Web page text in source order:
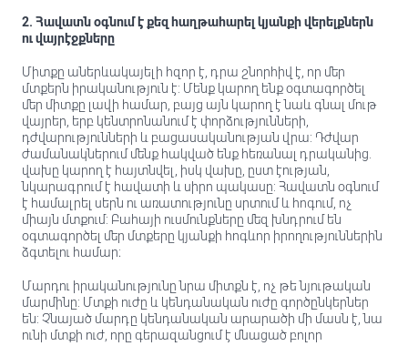
2. Հավատն օգնում է քեզ հաղթահարել կյանքի վերելքներն
ու վայրէջքները
Միտքը աներևակայելի հզոր է, դրա շնորհիվ է, որ մեր
մտքերն իրականություն է: Մենք կարող ենք օգտագործել
մեր միտքը լավի համար, բայց այն կարող է նաև գնալ մութ
վայրեր, երբ կենտրոնանում է փորձությունների,
դժվարությունների և բացասականության վրա: Դժվար
ժամանակներում մենք հակված ենք հեռանալ դրականից.
վախը կարող է հայտնվել, իսկ վախը, ըստ էության,
նկարագրում է հավատի և սիրո պակասը: Հավատն օգնում
է համալրել սերն ու առատությունը սրտում և հոգում, ոչ
միայն մտքում: Բահայի ուսմունքները մեզ խնդրում են
օգտագործել մեր մտքերը կյանքի հոգևոր իրողություններին
ձգտելու համար։
Մարդու իրականությունը նրա միտքն է, ոչ թե նյութական
մարմինը: Մտքի ուժը և կենդանական ուժը գործընկերներ
են: Չնայած մարդը կենդանական արարածի մի մասն է, նա
ունի մտքի ուժ, որը գերազանցում է մնացած բոլոր